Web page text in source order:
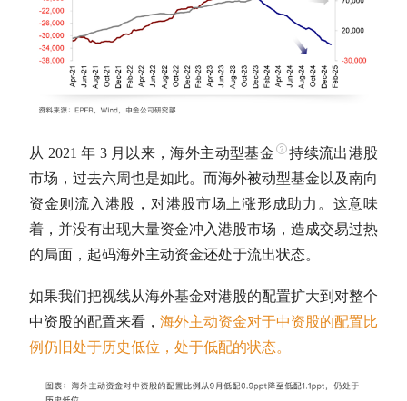
从 2021 年 3 月以来，海外主动型基金
持续流出港股
市场，过去六周也是如此。而海外被动型基金以及南向
资金则流入港股，对港股市场上涨形成助力。这意味
着，并没有出现大量资金冲入港股市场，造成交易过热
的局面，起码海外主动资金还处于流出状态。
如果我们把视线从海外基金对港股的配置扩大到对整个
中资股的配置来看， 海外主动资金对于中资股的配置比
例仍旧处于历史低位，处于低配的状态。